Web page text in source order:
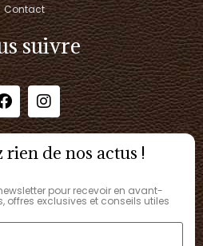
Contact
suivre
de nos actus !
pour recevoir en avant-
offres exclusives et conseils utiles